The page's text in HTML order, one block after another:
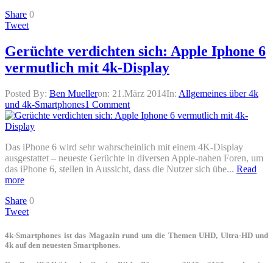
Share 0
Tweet
Gerüchte verdichten sich: Apple Iphone 6
vermutlich mit 4k-Display
Posted By: Ben Muelleron: 21.März 2014In: Allgemeines über 4k
und 4k-Smartphones1 Comment
Das iPhone 6 wird sehr wahrscheinlich mit einem 4K-Display
ausgestattet – neueste Gerüchte in diversen Apple-nahen Foren, um
das iPhone 6, stellen in Aussicht, dass die Nutzer sich übe... Read
more
Share 0
Tweet
4k-Smartphones ist das Magazin rund um die Themen UHD, Ultra-HD und
4k auf den neuesten Smartphones.